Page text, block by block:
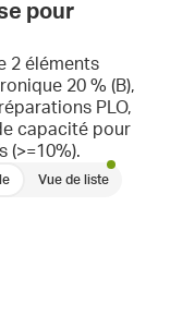
pour
2 éléments
20 % (B),
PLO,
capacité pour
(>=10%).
Vue de liste